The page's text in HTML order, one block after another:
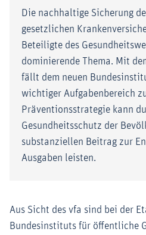
Die nachhaltige Sicherung
gesetzlichen
Beteiligte des
dominierende Thema. Mit
fällt dem neuen
wichtiger Aufgabenbereich
Präventionsstrategie kann
Gesundheitsschutz der
substanziellen Beitrag zur
Ausgaben leisten.
Aus Sicht des vfa sind bei der
Bundesinstituts für öffentliche